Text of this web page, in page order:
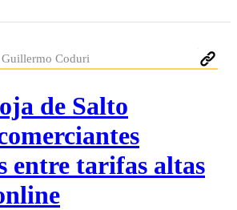
Guillermo Coduri
de Salto
entre tarifas altas